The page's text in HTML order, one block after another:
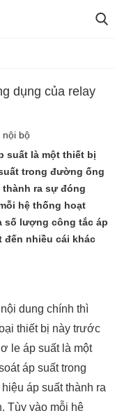
dụng của relay
bộ
suất là một thiết bị
trong đường ống
ra sự đóng
hệ thống hoạt
số lượng công tắc áp
đến nhiều cái khác
dung chính thì
thiết bị này trước
le áp suất là một
áp suất trong
áp suất thành ra
Tùy vào mỗi hệ